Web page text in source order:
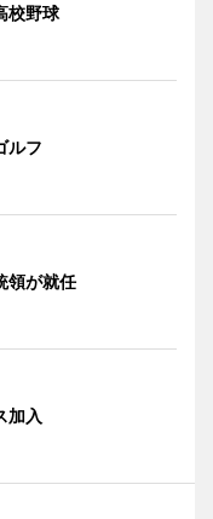
校野球
ルフ
領が就任
加入